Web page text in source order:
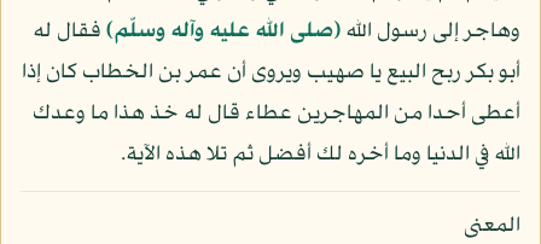
وهاجر إلى رسول الله(صلى الله عليه وآله وسلّم)فقال له
أبو بكر ربح البيع يا صهيب ويروى أن عمر بن الخطاب كان إذا
أعطى أحدا من المهاجرين عطاء قال له خذ هذا ما وعدك
الله في الدنيا وما أخره لك أفضل ثم تلا هذه الآية.
المعنى